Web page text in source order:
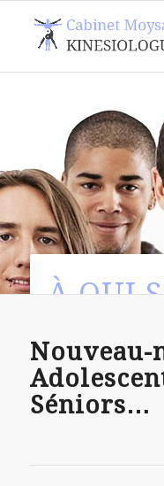
À QUI
LA
Nouveau-
Séniors…